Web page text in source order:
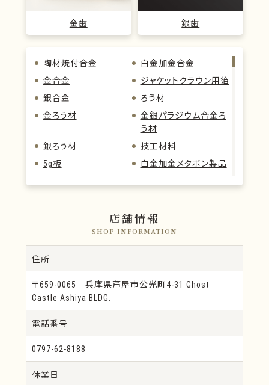
金歯 銀歯
陶材焼付合金
白金加金合金
金合金
ジャケットクラウン用箔
銀合金
ろう材
金ろう材
金銀パラジウム合金ろ
う材
銀ろう材
技工材料
5g板
白金加金メタボン製品
モリタニュー金パラジ
ウム
Herabond
MainGold
クラスプ
金色ハイプレシャス
IFKジーアール
KIKゴールド
白色ハイプレシャス
ロード58
店舗情報
SHOP INFORMATION
住所
〒659-0065 兵庫県芦屋市公光町4-31 Ghost
Castle Ashiya BLDG.
電話番号
0797-62-8188
休業日